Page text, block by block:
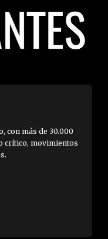
con más de 30.000
crítico, movimientos